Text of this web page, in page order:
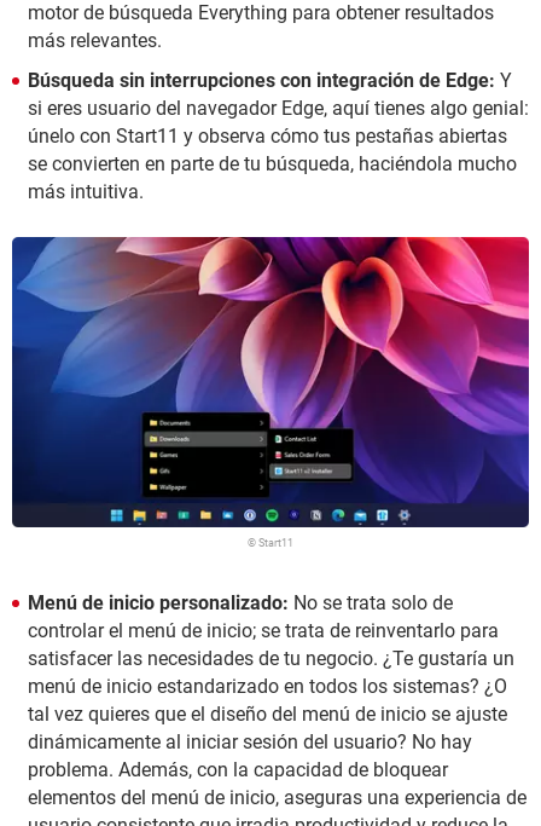
motor de búsqueda Everything para obtener resultados
más relevantes.
Búsqueda sin interrupciones con integración de Edge: Y
si eres usuario del navegador Edge, aquí tienes algo genial:
únelo con Start11 y observa cómo tus pestañas abiertas
se convierten en parte de tu búsqueda, haciéndola mucho
más intuitiva.
© Start11
Menú de inicio personalizado: No se trata solo de
controlar el menú de inicio; se trata de reinventarlo para
satisfacer las necesidades de tu negocio. ¿Te gustaría un
menú de inicio estandarizado en todos los sistemas? ¿O
tal vez quieres que el diseño del menú de inicio se ajuste
dinámicamente al iniciar sesión del usuario? No hay
problema. Además, con la capacidad de bloquear
elementos del menú de inicio, aseguras una experiencia de